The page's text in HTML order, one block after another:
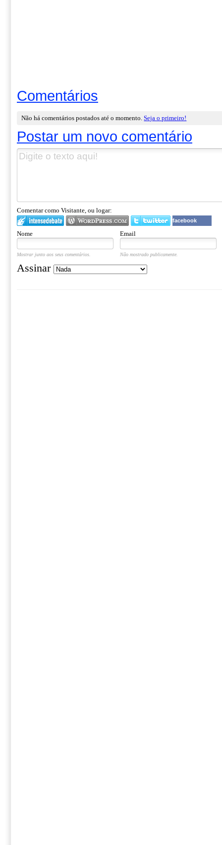
Comentários
Não há comentários postados até o momento.Seja o primeiro!
Postar um novo comentário
Comentar como Visitante, ou logar:
facebook
Nome Email
Mostrar junto aos seus comentários. Não mostrado publicamente.
Assinar